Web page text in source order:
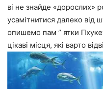
ві не знайде «дорослих»
усамітнитися далеко від
опишемо пам ” ятки
цікаві місця, які варто